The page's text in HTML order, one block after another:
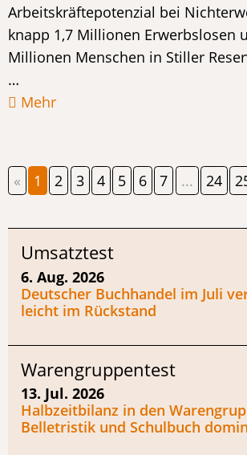
Arbeitskräftepotenzial bei
knapp 1,7 Millionen Erwerbslosen
Millionen Menschen in Stiller
…
Mehr
« 1 2 3 4 5 6 7 ... 24
Umsatztest
6. Aug. 2026
Deutscher Buchhandel im Juli
leicht im Rückstand
Warengruppentest
13. Jul. 2026
Halbzeitbilanz in den
Belletristik und Schulbuch